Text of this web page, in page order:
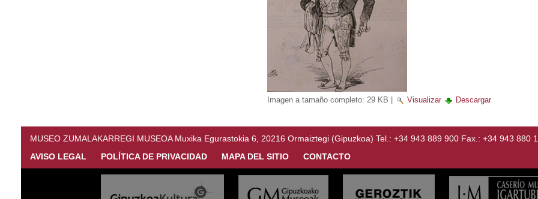
Imagen a tamaño completo: 29 KB Visualizar Descargar
MUSEO ZUMALAKARREGI MUSEOA Muxika Egurastokia 6, 20216 Ormaiztegi (Gipuzkoa) Tel.: +34 943 889 900 Fax.: +34 943 880
AVISO LEGAL
POLÍTICA DE PRIVACIDAD MAPA DEL SITIO CONTACTO